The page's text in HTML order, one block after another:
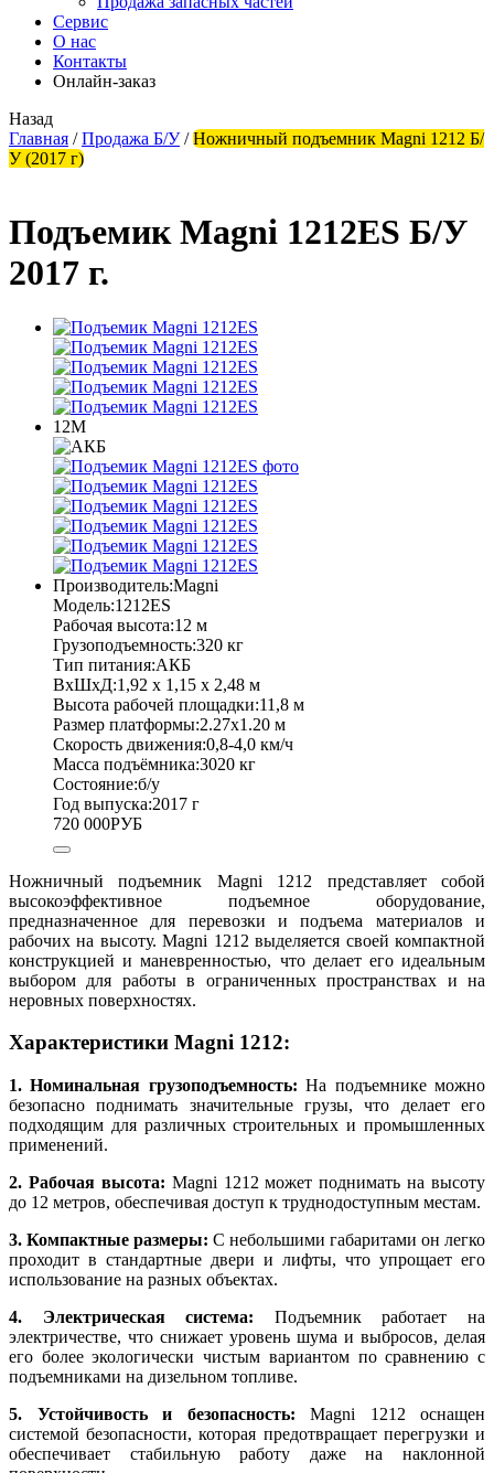
Сервис
О нас
Контакты
Онлайн-заказ
Назад
Главная / Продажа Б/У / Ножничный подъемник Magni 1212 Б/
У (2017 г)
Подъемик Magni 1212ES Б/У
2017 г.
12М
Производитель:Magni
Модель:1212ES
Рабочая высота:12 м
Грузоподъемность:320 кг
Тип питания:АКБ
ВхШхД:1,92 х 1,15 х 2,48 м
Высота рабочей площадки:11,8 м
Размер платформы:2.27х1.20 м
Скорость движения:0,8-4,0 км/ч
Масса подъёмника:3020 кг
Состояние:б/у
Год выпуска:2017 г
720 000РУБ
Ножничный подъемник Magni 1212 представляет собой
высокоэффективное подъемное оборудование,
предназначенное для перевозки и подъема материалов и
рабочих на высоту. Magni 1212 выделяется своей компактной
конструкцией и маневренностью, что делает его идеальным
выбором для работы в ограниченных пространствах и на
неровных поверхностях.
Характеристики Magni 1212:
1. Номинальная грузоподъемность: На подъемнике можно
безопасно поднимать значительные грузы, что делает его
подходящим для различных строительных и промышленных
применений.
2. Рабочая высота: Magni 1212 может поднимать на высоту
до 12 метров, обеспечивая доступ к труднодоступным местам.
3. Компактные размеры: С небольшими габаритами он легко
проходит в стандартные двери и лифты, что упрощает его
использование на разных объектах.
4. Электрическая система: Подъемник работает на
электричестве, что снижает уровень шума и выбросов, делая
его более экологически чистым вариантом по сравнению с
подъемниками на дизельном топливе.
5. Устойчивость и безопасность: Magni 1212 оснащен
системой безопасности, которая предотвращает перегрузки и
обеспечивает стабильную работу даже на наклонной